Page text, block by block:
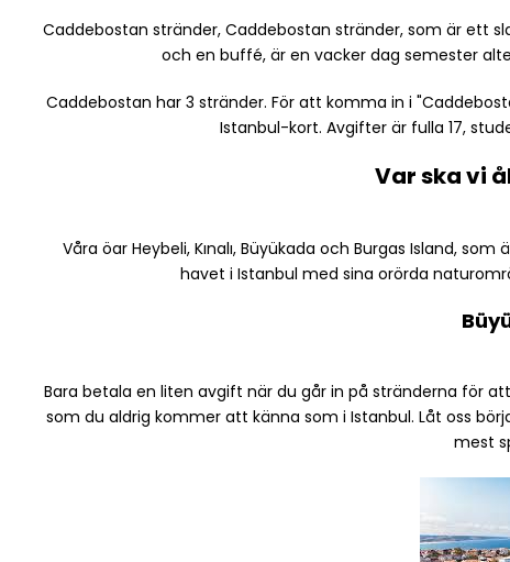
Caddebostan stränder, Caddebostan stränder, som är ett
och en buffé, är en vacker dag semester
Caddebostan har 3 stränder. För att komma in i
Istanbul-kort. Avgifter är fulla 17,
Var ska vi
Våra öar Heybeli, Kınalı, Büyükada och Burgas Island,
havet i Istanbul med sina orörda
Bara betala en liten avgift när du går in på stränderna för
som du aldrig kommer att känna som i Istanbul. Låt oss
mest